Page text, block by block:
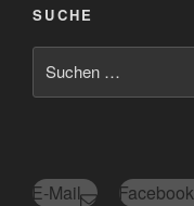
SUCHE
nach:
E-Mail Facebook